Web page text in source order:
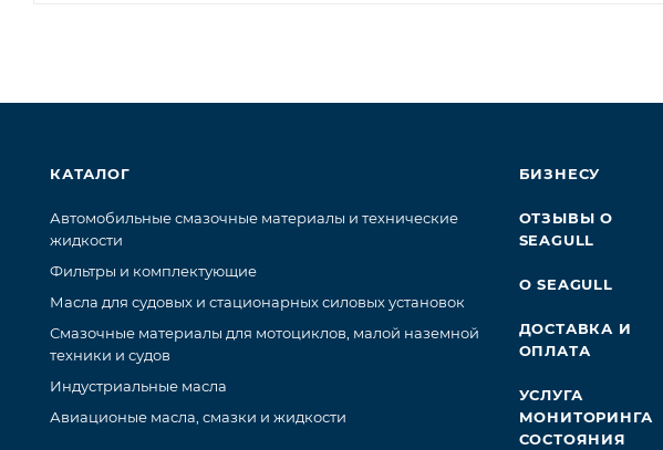
КАТАЛОГ
Автомобильные смазочные материалы и технические
жидкости
Фильтры и комплектующие
Масла для судовых и стационарных силовых установок
Смазочные материалы для мотоциклов, малой наземной
техники и судов
Индустриальные масла
Авиационые масла, смазки и жидкости
БИЗНЕСУ
ОТЗЫВЫ О
SEAGULL
О SEAGULL
ДОСТАВКА И
ОПЛАТА
УСЛУГА
МОНИТОРИНГА
СОСТОЯНИЯ